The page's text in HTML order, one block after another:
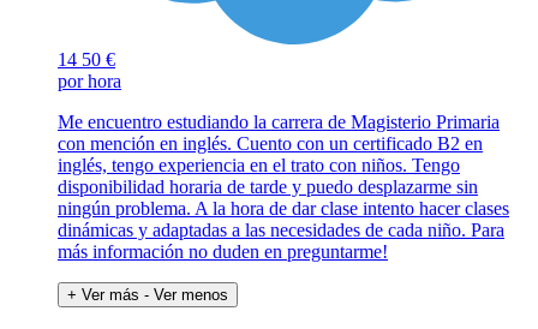
14 50 €
por hora
Me encuentro estudiando la carrera de Magisterio Primaria
con mención en inglés. Cuento con un certificado B2 en
inglés, tengo experiencia en el trato con niños. Tengo
disponibilidad horaria de tarde y puedo desplazarme sin
ningún problema. A la hora de dar clase intento hacer clases
dinámicas y adaptadas a las necesidades de cada niño. Para
más información no duden en preguntarme!
+ Ver más - Ver menos